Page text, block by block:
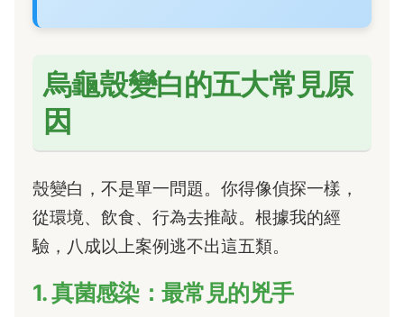
烏龜殼變白的五大常見原
因
殼變白，不是單一問題。你得像偵探一樣，
從環境、飲食、行為去推敲。根據我的經
驗，八成以上案例逃不出這五類。
1. 真菌感染：最常見的兇手